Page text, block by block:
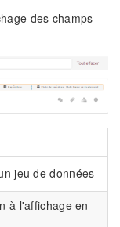
des champs
jeu de données
à l'affichage en